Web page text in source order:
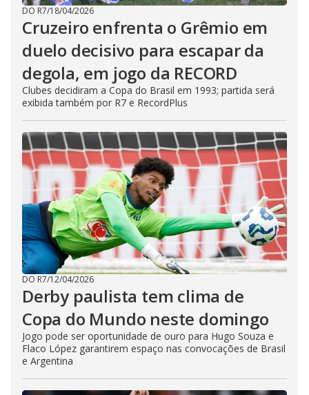
DO R7/18/04/2026
Cruzeiro enfrenta o Grêmio em
duelo decisivo para escapar da
degola, em jogo da RECORD
Clubes decidiram a Copa do Brasil em 1993; partida será
exibida também por R7 e RecordPlus
DO R7/12/04/2026
Derby paulista tem clima de
Copa do Mundo neste domingo
Jogo pode ser oportunidade de ouro para Hugo Souza e
Flaco López garantirem espaço nas convocações de Brasil
e Argentina